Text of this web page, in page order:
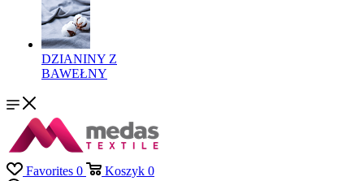
DZIANINY Z
BAWEŁNY
Favorites 0 Koszyk 0